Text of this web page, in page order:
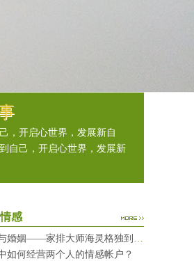
，开启心世界，发展新自
自己，开启心世界，发展新
感
爱情与婚姻——家排大师海灵格独到的见解
如何经营两个人的情感帐户？